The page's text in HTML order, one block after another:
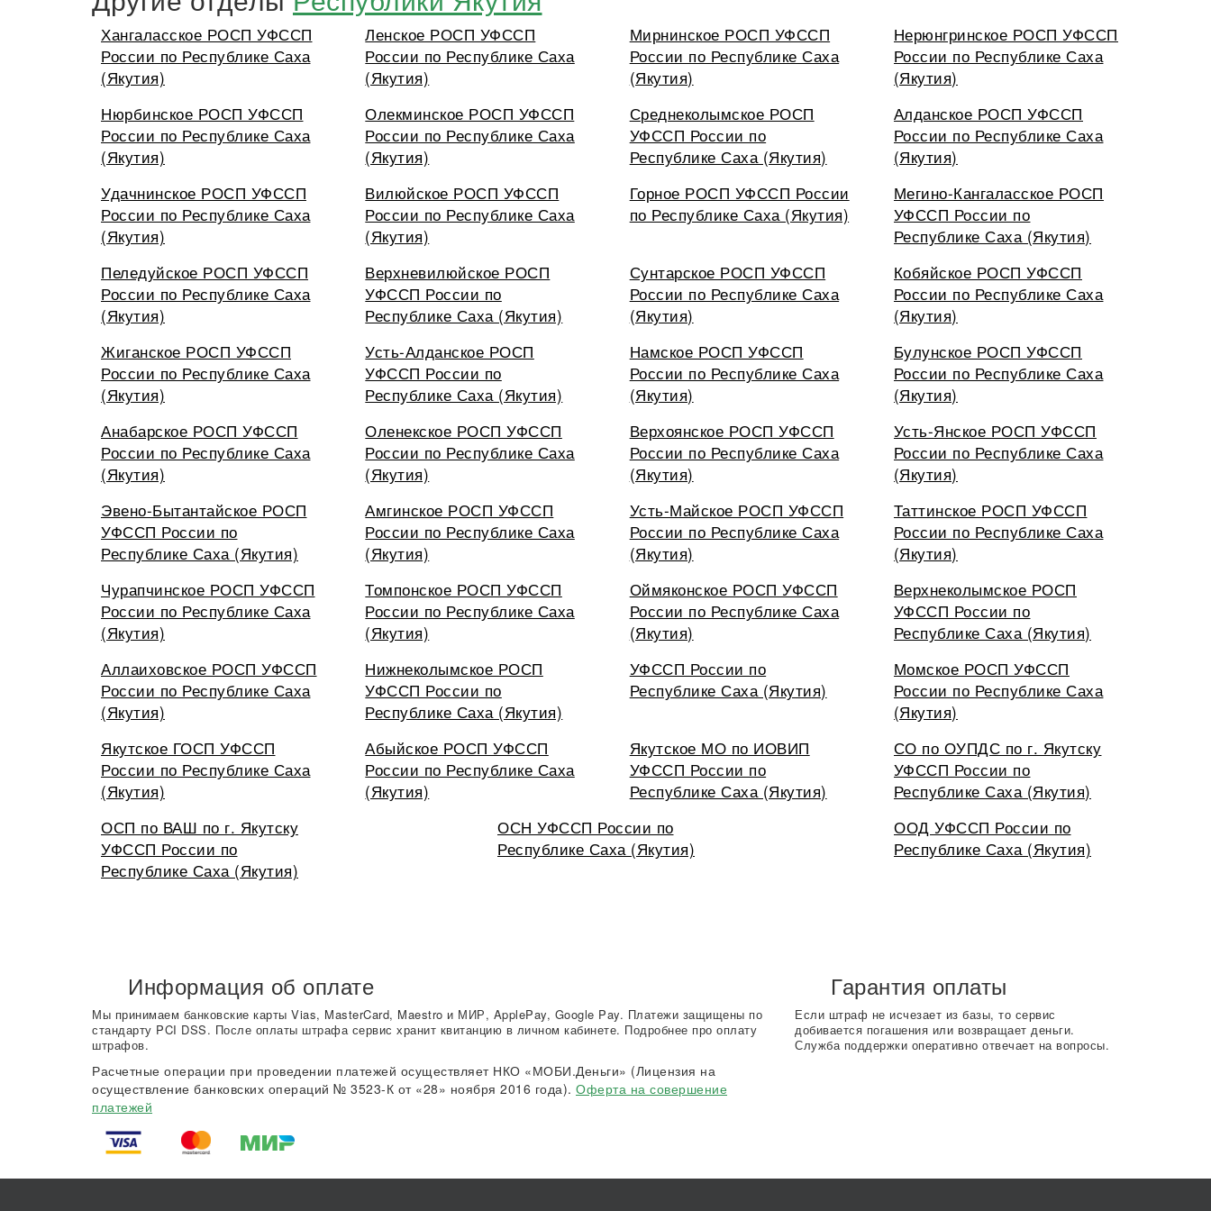
Хангаласское РОСП УФССП
России по Республике Саха
(Якутия)
Ленское РОСП УФССП
России по Республике Саха
(Якутия)
Мирнинское РОСП УФССП
России по Республике Саха
(Якутия)
Нерюнгринское РОСП УФССП
России по Республике Саха
(Якутия)
Нюрбинское РОСП УФССП
России по Республике Саха
(Якутия)
Олекминское РОСП УФССП
России по Республике Саха
(Якутия)
Среднеколымское РОСП
УФССП России по
Республике Саха (Якутия)
Алданское РОСП УФССП
России по Республике Саха
(Якутия)
Удачнинское РОСП УФССП
России по Республике Саха
(Якутия)
Вилюйское РОСП УФССП
России по Республике Саха
(Якутия)
Горное РОСП УФССП России
по Республике Саха (Якутия)
Мегино-Кангаласское РОСП
УФССП России по
Республике Саха (Якутия)
Пеледуйское РОСП УФССП
России по Республике Саха
(Якутия)
Верхневилюйское РОСП
УФССП России по
Республике Саха (Якутия)
Сунтарское РОСП УФССП
России по Республике Саха
(Якутия)
Кобяйское РОСП УФССП
России по Республике Саха
(Якутия)
Жиганское РОСП УФССП
России по Республике Саха
(Якутия)
Усть-Алданское РОСП
УФССП России по
Республике Саха (Якутия)
Намское РОСП УФССП
России по Республике Саха
(Якутия)
Булунское РОСП УФССП
России по Республике Саха
(Якутия)
Анабарское РОСП УФССП
России по Республике Саха
(Якутия)
Оленекское РОСП УФССП
России по Республике Саха
(Якутия)
Верхоянское РОСП УФССП
России по Республике Саха
(Якутия)
Усть-Янское РОСП УФССП
России по Республике Саха
(Якутия)
Эвено-Бытантайское РОСП
УФССП России по
Республике Саха (Якутия)
Амгинское РОСП УФССП
России по Республике Саха
(Якутия)
Усть-Майское РОСП УФССП
России по Республике Саха
(Якутия)
Таттинское РОСП УФССП
России по Республике Саха
(Якутия)
Чурапчинское РОСП УФССП
России по Республике Саха
(Якутия)
Томпонское РОСП УФССП
России по Республике Саха
(Якутия)
Оймяконское РОСП УФССП
России по Республике Саха
(Якутия)
Верхнеколымское РОСП
УФССП России по
Республике Саха (Якутия)
Аллаиховское РОСП УФССП
России по Республике Саха
(Якутия)
Нижнеколымское РОСП
УФССП России по
Республике Саха (Якутия)
УФССП России по
Республике Саха (Якутия)
Момское РОСП УФССП
России по Республике Саха
(Якутия)
Якутское ГОСП УФССП
России по Республике Саха
(Якутия)
Абыйское РОСП УФССП
России по Республике Саха
(Якутия)
Якутское МО по ИОВИП
УФССП России по
Республике Саха (Якутия)
СО по ОУПДС по г. Якутску
УФССП России по
Республике Саха (Якутия)
ОСП по ВАШ по г. Якутску
УФССП России по
Республике Саха (Якутия)
ОСН УФССП России по
Республике Саха (Якутия)
ООД УФССП России по
Республике Саха (Якутия)
Информация об оплате
Мы принимаем банковские карты Vias, MasterCard, Maestro и МИР, ApplePay, Google Pay. Платежи защищены по
стандарту PCI DSS. После оплаты штрафа сервис хранит квитанцию в личном кабинете. Подробнее про оплату
штрафов.
Расчетные операции при проведении платежей осуществляет НКО «МОБИ.Деньги» (Лицензия на
осуществление банковских операций № 3523-К от «28» ноября 2016 года). Оферта на совершение
платежей
Гарантия оплаты
Если штраф не исчезает из базы, то сервис
добивается погашения или возвращает деньги.
Служба поддержки оперативно отвечает на вопросы.